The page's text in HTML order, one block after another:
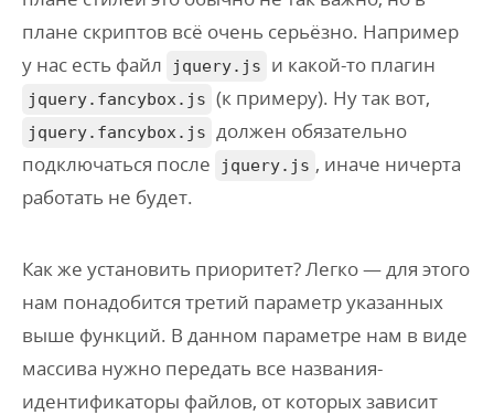
плане скриптов всё очень серьёзно. Например
у нас есть файл
jquery.js и какой-то плагин
jquery.fancybox.js (к примеру). Ну так вот,
jquery.fancybox.js должен обязательно
подключаться после
jquery.js , иначе ничерта
работать не будет.
Как же установить приоритет? Легко — для этого
нам понадобится третий параметр указанных
выше функций. В данном параметре нам в виде
массива нужно передать все названия-
идентификаторы файлов, от которых зависит